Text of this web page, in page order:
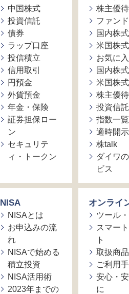
中国株式
投資信託
債券
ラップ口座
投信積立
信用取引
円預金
外貨預金
年金・保険
証券担保ロー
ン
セキュリテ
ィ・トークン
NISA
NISAとは
お申込みの流
れ
NISAで始める
積立投資
NISA活用術
2023年までの
株主優
ファン
国内株
米国株
お気に
国内株
米国株
株主優
投資信
指数一覧
適時開
株talk
ダイワ
ビス
オンライ
ツール
スマー
ト
取扱商
ご利用
安心・
に